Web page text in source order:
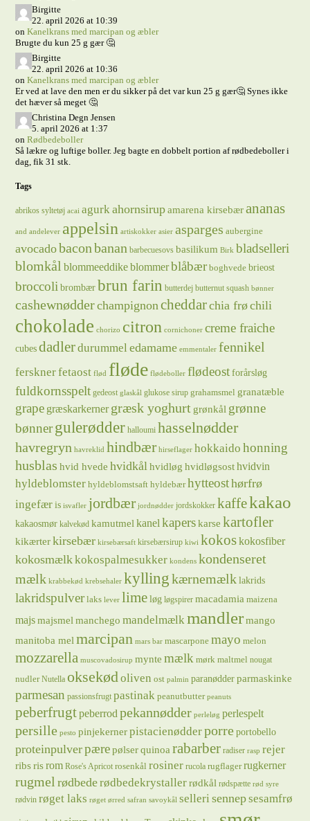
Birgitte
22. april 2026 at 10:39
onKanelkrans med marcipan og æbler
Brugte du kun 25 g gær 🤔
Birgitte
22. april 2026 at 10:36
onKanelkrans med marcipan og æbler
Er ved at lave den men er du sikker på det var kun 25 g gær🤔 Synes ikke
det hæver så meget 🤔
Christina Degn Jensen
5. april 2026 at 1:37
onRødbedeboller
Så lækre og luftige boller. Jeg bagte en dobbelt portion af rødbedeboller i
dag, fik 31 stk.
Tags
abrikos syltetøj acai agurkahornsirupamarena kirsebærananas
and andelever appelsin artiskokker asier asparges aubergine
avocadobaconbanan barbecuesovs basilikum Birk bladselleri
blomkål blommeeddikeblommerblåbær boghvede brieost
broccoli brombær brun farin butterdej butternut squash bønner
cashewnødderchampignoncheddarchia frøchili
chokolade chorizo citron cornichoner creme fraiche
cubes dadlerdurummeledamame emmentaler fennikel
fersknerfetaost flød fløde flødeboller flødeost forårsløg
fuldkornsspelt gedeost glaskål glukose sirup grahamsmel granatæble
grape græskarkernergræsk yoghurt grønkål grønne
bønnergulerødder halloumi hasselnødder
havregryn havreklid hindbær hirseflager hokkaido honning
husblas hvid hvede hvidkålhvidløg hvidløgsost hvidvin
hyldeblomster hyldeblomstsaft hyldebær hytteosthørfrø
ingefær is isvafler jordbær jordnødder jordskokker kaffekakao
kakaosmør kalvekød kamutmel kanelkaperskarse kartofler
kikærterkirsebær kirsebærsaft kirsebærsirup kiwi kokoskokosfiber
kokosmælkkokospalmesukker kondens kondenseret
mælk krabbekød krebsehaler kylling kærnemælk lakrids
lakridspulver laks lever lime løg løgspirer macadamia maizena
majsmajsmel manchego mandelmælkmandler mango
manitoba mel marcipan mars bar mascarpone mayo melon
mozzarella muscovadosirup mynte mælk mørk maltmel nougat
nudler Nutella oksekødoliven ost palmin paranødder parmaskinke
parmesan passionsfrugt pastinak peanutbutter peanuts
peberfrugtpeberrodpekannødder perleløg perlespelt
persille pesto pinjekerner pistacienødderporre portobello
proteinpulverpære pølser quinoa rabarber radiser rasp rejer
ribs risrom Rose's Apricot rosenkål rosiner rucola rugflager rugkerner
rugmel rødbederødbedekrystallerrødkål rødspætte rød syre
rødvin røget laks røget ørred safran savoykål sellerisennepsesamfrø